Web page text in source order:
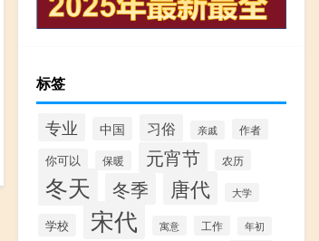
标签
专业 中国 习俗 亲戚 作者
你可以 保暖 元宵节 农历
冬天 冬季 唐代 大学
学校 宋代 寓意 工作 年初